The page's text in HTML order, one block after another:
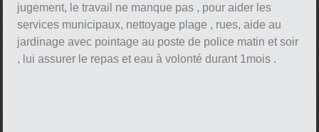
jugement, le travail ne manque pas , pour aider les
services municipaux, nettoyage plage , rues, aide au
jardinage avec pointage au poste de police matin et soir
, lui assurer le repas et eau à volonté durant 1mois .